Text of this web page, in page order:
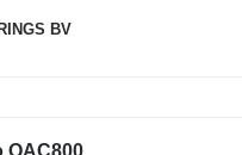
BV
QAC800